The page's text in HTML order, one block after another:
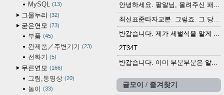
MySQL 13
그물누리 32
굳은연모 73
부품 45
완제품／주변기기 23
전화기 5
무른연모 166
그림,동영상 20
놀이 33
안녕하세요. 팥알님, 올려주신 패치 여러모로 감사...
최신표준타자교본. 그렇죠. 그 당시에 최신 표준...
반갑습니다. 제가 세벌식을 알게 되어 세벌식 써...
2T34T
반갑습니다. 이미 부분부분은 알려진 정보들이...
글모이 / 즐겨찾기